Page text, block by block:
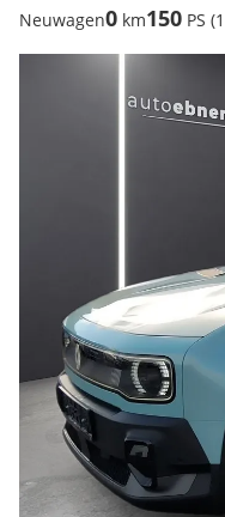
Neuwagen0 km150 PS